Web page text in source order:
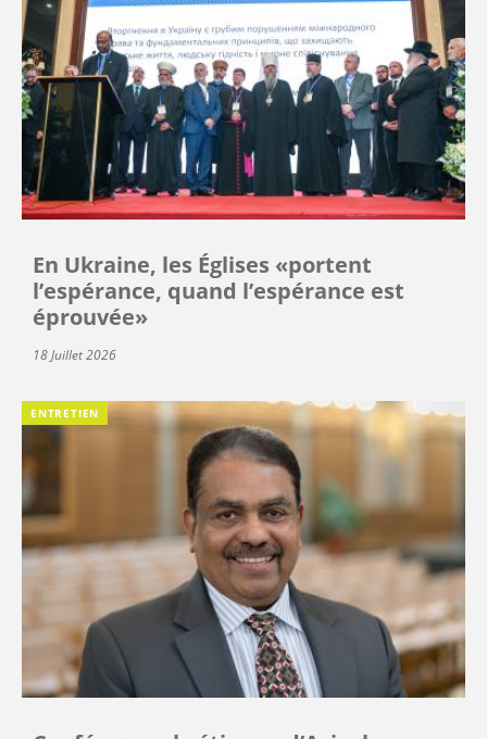
En Ukraine, les Églises «portent
l’espérance, quand l’espérance est
éprouvée»
18 Juillet 2026
ENTRETIEN